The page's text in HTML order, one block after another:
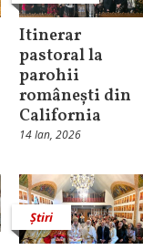
Itinerar
pastoral la
parohii
românești din
California
14 Ian, 2026
Știri